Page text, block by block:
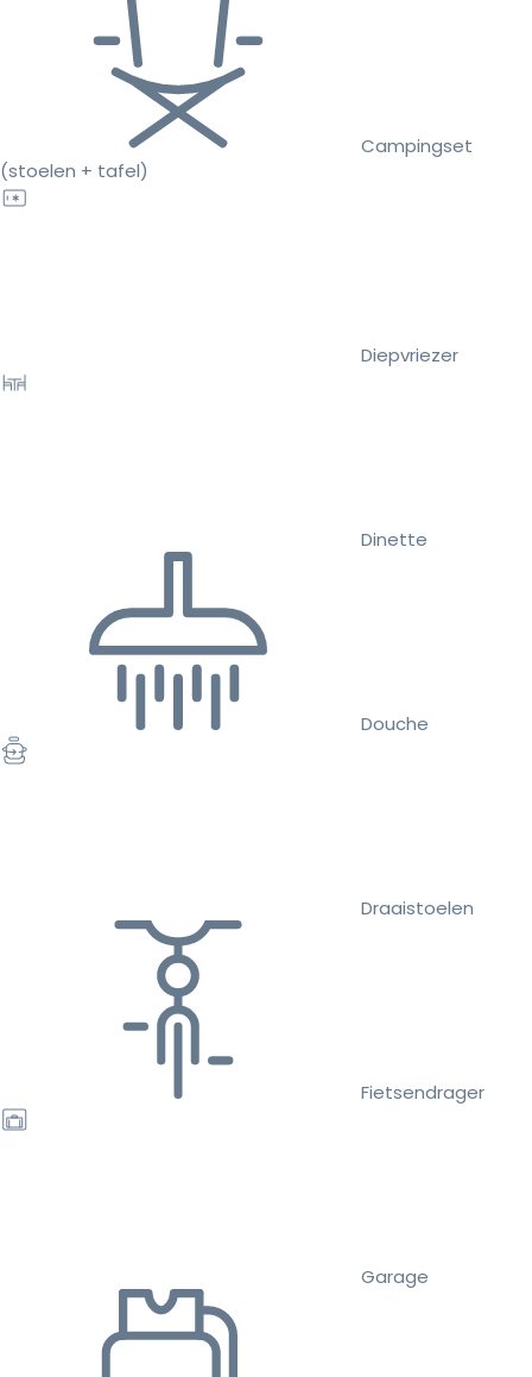
Campingset
(stoelen + tafel)
Diepvriezer
Dinette
Douche
Draaistoelen
Fietsendrager
Garage